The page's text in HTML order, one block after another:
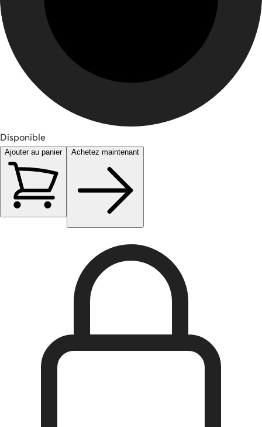
Disponible
Ajouter au panier Achetez maintenant